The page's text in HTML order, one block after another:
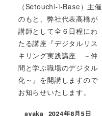
（Setouchi-i-Base）主催
のもと、弊社代表高橋が
講師として全６日程にわ
たる講座『デジタルリス
キリング実践講座 ～仲
間と学ぶ職場のデジタル
化～』を開講しますので
お知らせいたします。
ayaka 2024年8月5日